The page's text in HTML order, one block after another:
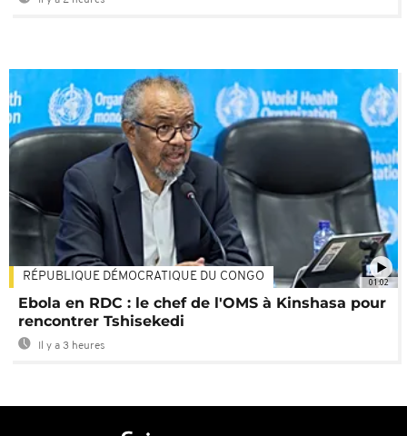
01:02
RÉPUBLIQUE DÉMOCRATIQUE DU CONGO
Ebola en RDC : le chef de l'OMS à Kinshasa pour
rencontrer Tshisekedi
Il y a 3 heures